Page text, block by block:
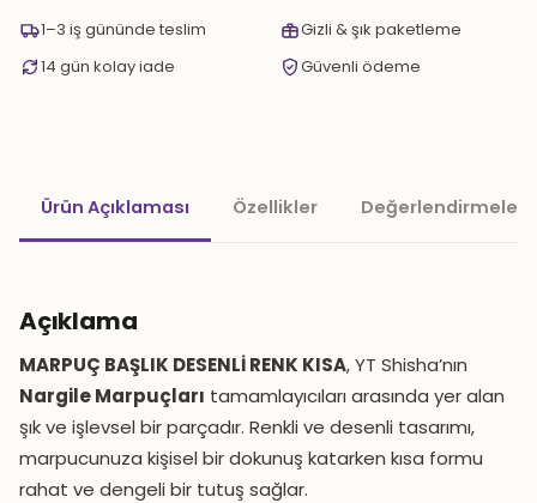
adet1–3 iş gününde teslim
Gizli & şık paketleme
14 gün kolay iade
Güvenli ödeme
Ürün Açıklaması Özellikler Değerlendirmeler
Açıklama
MARPUÇ BAŞLIK DESENLİ RENK KISA, YT Shisha’nın
Nargile Marpuçları tamamlayıcıları arasında yer alan
şık ve işlevsel bir parçadır. Renkli ve desenli tasarımı,
marpucunuza kişisel bir dokunuş katarken kısa formu
rahat ve dengeli bir tutuş sağlar.